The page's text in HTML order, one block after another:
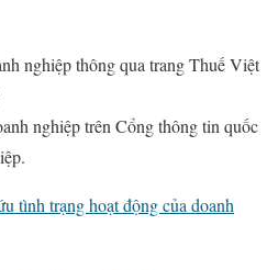
nghiệp thông qua trang Thuế Việt
nghiệp trên Cổng thông tin quốc
tình trạng hoạt động của doanh